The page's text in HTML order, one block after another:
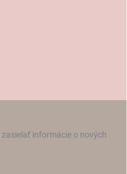
informácie o nových